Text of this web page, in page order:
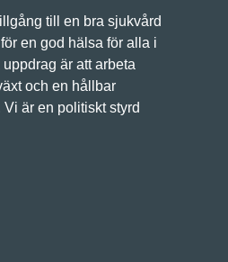
till en bra sjukvård
en god hälsa för alla i
är att arbeta
och en hållbar
är en politiskt styrd